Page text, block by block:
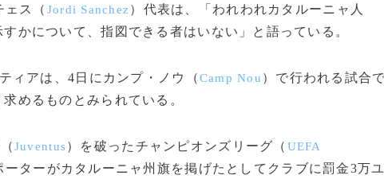
ェス（ Jordi Sanchez）代表は、「われわれカタルーニャ人
かについて、指図できる者はいない」と語っている。
ィアは、4日にカンプ・ノウ（Camp Nou ）で行われる試合
めるものとみられている。
Juventus）を破ったチャンピオンズリーグ（ UEFA
ーターがカタルーニャ州旗を掲げたとしてクラブに罰金3万